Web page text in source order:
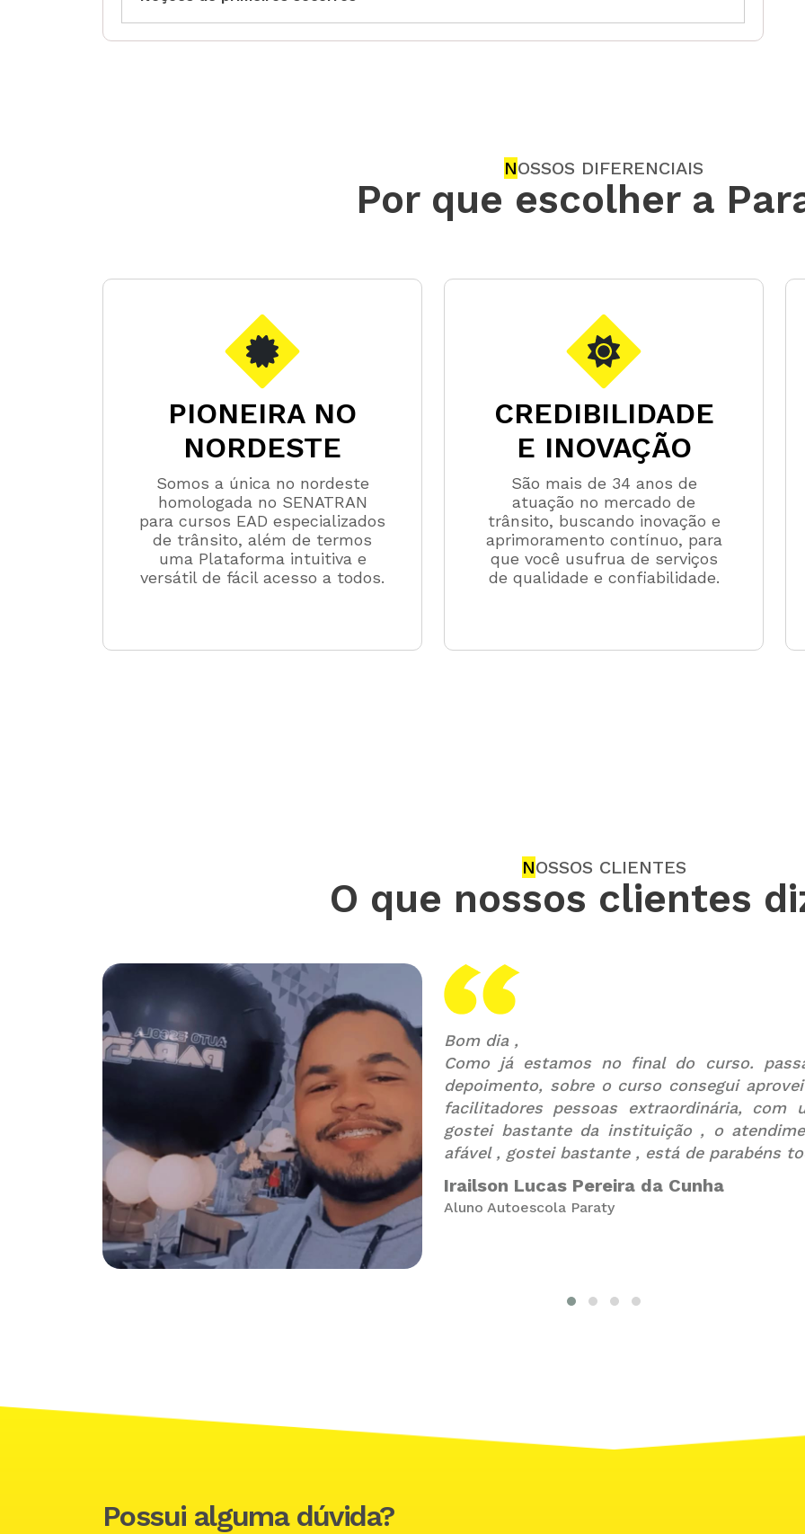
NOSSOS DIFERENCIAIS
Por que escolher a
PIONEIRA NO
NORDESTE
Somos a única no nordeste
homologada no SENATRAN
para cursos EAD especializados
de trânsito, além de termos
uma Plataforma intuitiva e
versátil de fácil acesso a todos.
CREDIBILIDADE
E INOVAÇÃO
São mais de 34 anos de
atuação no mercado de
trânsito, buscando inovação e
aprimoramento contínuo, para
que você usufrua de serviços
de qualidade e confiabilidade.
NOSSOS CLIENTES
O que nossos clientes
Bom dia ,
Como já estamos no final do curso.
depoimento, sobre o curso consegui
facilitadores pessoas extraordinária, com
gostei bastante da instituição , o
afável , gostei bastante , está de parabéns
Irailson Lucas Pereira da Cunha
Aluno Autoescola Paraty
Possui alguma dúvida?